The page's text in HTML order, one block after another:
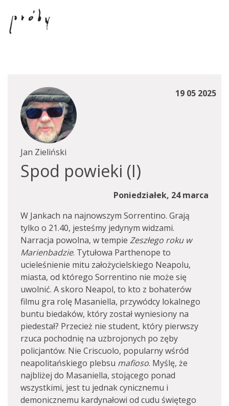
19 05 2025
Jan Zieliński
Spod powieki (I)
Poniedziałek, 24 marca
W Jankach na najnowszym Sorrentino. Grają
tylko o 21.40, jesteśmy jedynym widzami.
Narracja powolna, w tempie Zeszłego roku w
Marienbadzie. Tytułowa Parthenope to
ucieleśnienie mitu założycielskiego Neapolu,
miasta, od którego Sorrentino nie może się
uwolnić. A skoro Neapol, to kto z bohaterów
filmu gra rolę Masaniella, przywódcy lokalnego
buntu biedaków, który został wyniesiony na
piedestał? Przecież nie student, który pierwszy
rzuca pochodnię na uzbrojonych po zęby
policjantów. Nie Criscuolo, popularny wśród
neapolitańskiego plebsu mafioso. Myślę, że
najbliżej do Masaniella, stojącego ponad
wszystkimi, jest tu jednak cynicznemu i
demonicznemu kardynałowi od cudu świętego